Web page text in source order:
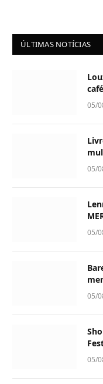
ÚLTIMAS NOTÍCIAS
café
05/
05/
05/
05/
05/